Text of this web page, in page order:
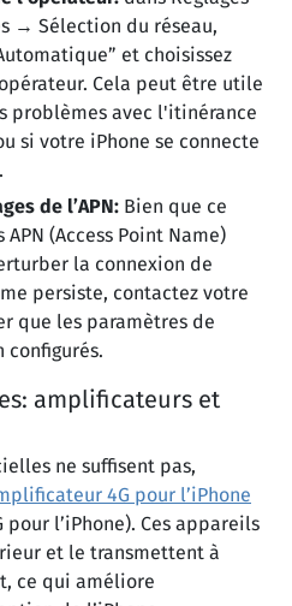
→ Sélection du réseau,
et choisissez
Cela peut être utile
problèmes avec l'itinérance
si votre iPhone se connecte
de l’APN:Bien que ce
(Access Point Name)
la connexion de
persiste, contactez votre
que les paramètres de
amplificateurs et
ne suffisent pas,
4G pour l’iPhone
l’iPhone). Ces appareils
et le transmettent à
ce qui améliore